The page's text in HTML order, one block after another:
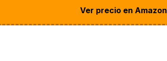
Ver precio en Amazon